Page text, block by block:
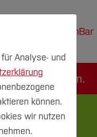
MachBar
Bochum.
Analyse- und
können.
wir nutzen